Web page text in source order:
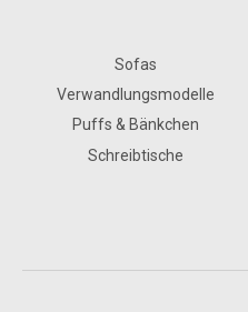
Sofas
Verwandlungsmodelle
Puffs & Bänkchen
Schreibtische